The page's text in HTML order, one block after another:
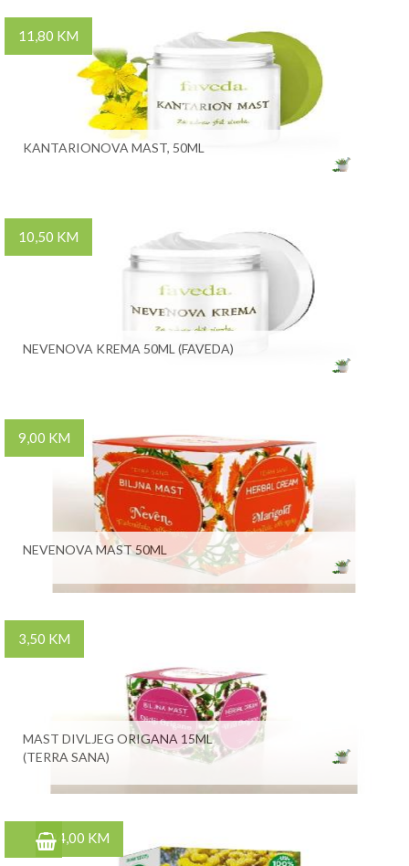
11,80 KM
KANTARIONOVA MAST, 50ML
10,50 KM
NEVENOVA KREMA 50ML (FAVEDA)
9,00 KM
NEVENOVA MAST 50ML
3,50 KM
MAST DIVLJEG ORIGANA 15ML
(TERRA SANA)
24,00 KM